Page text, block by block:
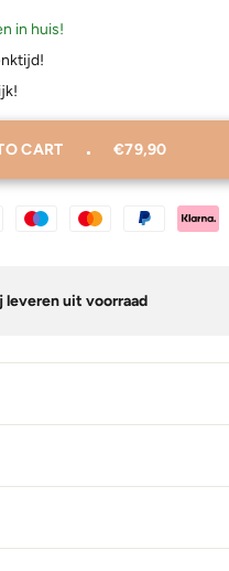
in huis!
CART €79,90
leveren uit voorraad